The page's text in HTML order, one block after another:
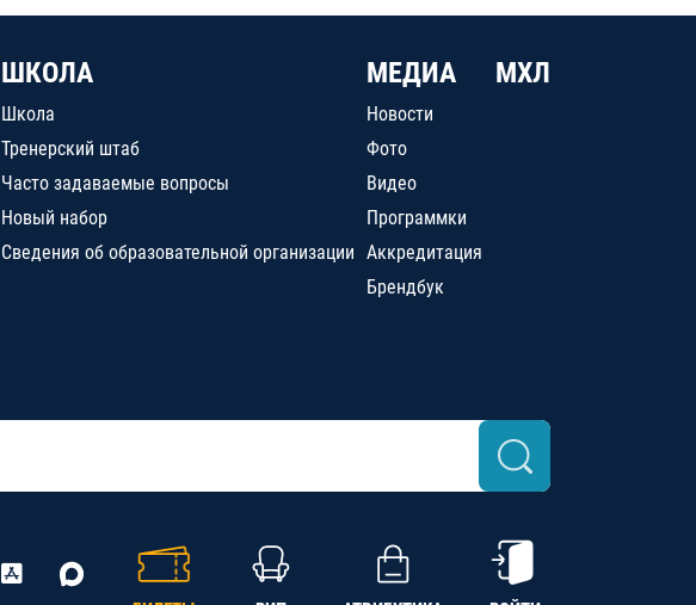
ШКОЛА
Школа
Тренерский штаб
Часто задаваемые вопросы
Новый набор
Сведения об образовательной организации
МЕДИА
Новости
Фото
Видео
Программки
Аккредитация
Брендбук
МХЛ